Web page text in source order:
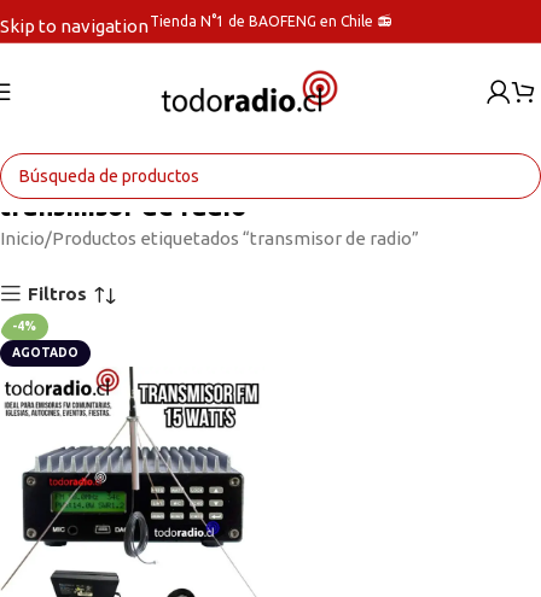
Skip to navigationTienda N°1 de BAOFENG en Chile 📻
transmisor de radio
Inicio Productos etiquetados “transmisor de radio”
Filtros
-4%
AGOTADO